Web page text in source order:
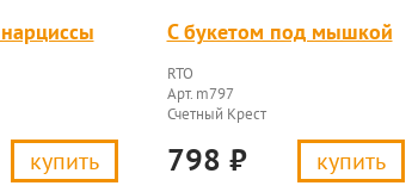
купить
С букетом под мышкой
RTO
Арт. m797
Счетный Крест
798 ₽ купить